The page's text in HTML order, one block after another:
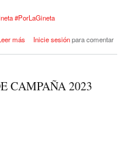
#PorLaGineta
más
acerca de El PSOE gana las
un equipo de gobierno renovado y
Inicie sesiónpara comentar
CAMPAÑA 2023